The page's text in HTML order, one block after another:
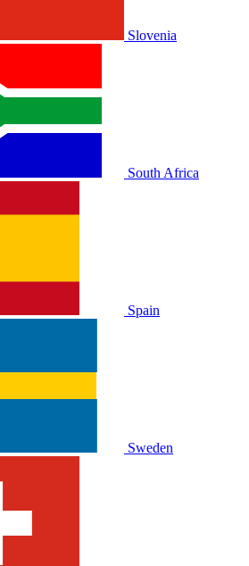
Slovenia
South Africa
Spain
Sweden